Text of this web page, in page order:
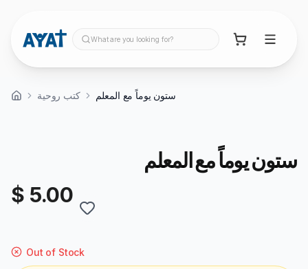
What are you looking for?
كتب روحية ستون يوماً مع المعلم
ستون يوماً مع المعلم
$ 5.00
Out of Stock